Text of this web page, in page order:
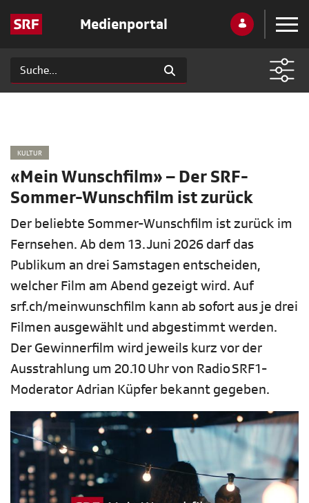
Medienportal
KULTUR
«Mein Wunschfilm» – Der SRF-
Sommer-Wunschfilm ist zurück
Der beliebte Sommer-Wunschfilm ist zurück im
Fernsehen. Ab dem 13. Juni 2026 darf das
Publikum an drei Samstagen entscheiden,
welcher Film am Abend gezeigt wird. Auf
srf.ch/meinwunschfilm kann ab sofort aus je drei
Filmen ausgewählt und abgestimmt werden.
Der Gewinnerfilm wird jeweils kurz vor der
Ausstrahlung um 20.10 Uhr von Radio SRF 1-
Moderator Adrian Küpfer bekannt gegeben.